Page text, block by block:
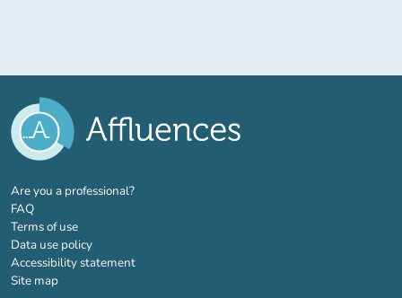
Are you a professional?(new tab)
FAQ
Terms of use
Data use policy
Accessibility statement
Site map